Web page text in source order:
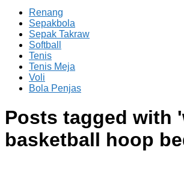
Renang
Sepakbola
Sepak Takraw
Softball
Tenis
Tenis Meja
Voli
Bola Penjas
Posts tagged with '
basketball hoop